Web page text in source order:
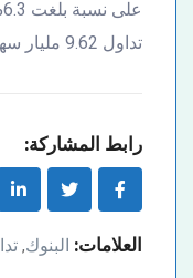
تداول 9.62 مليار سهم، عبر تنفيذ 526 ألف عملية تداول.
رابط المشاركة:
العلامات: البنوك,